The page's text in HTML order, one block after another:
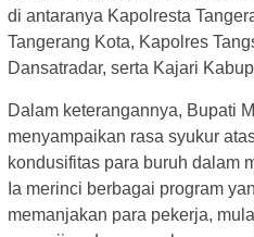
di antaranya Kapolresta
Tangerang Kota, Kapolres
Dansatradar, serta Kajari
Dalam keterangannya, Bupati
menyampaikan rasa syukur
kondusifitas para buruh dalam
Ia merinci berbagai program
memanjakan para pekerja,